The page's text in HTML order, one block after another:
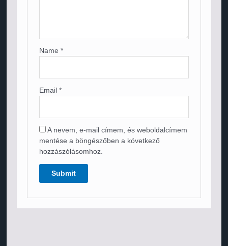
Name*
Email*
A nevem, e-mail címem, és weboldalcímem
mentése a böngészőben a következő
hozzászólásomhoz.